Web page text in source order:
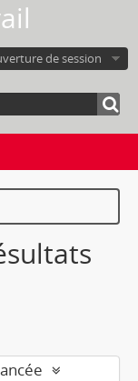
de session